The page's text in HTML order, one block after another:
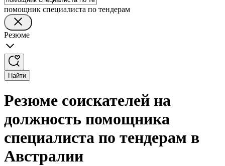
помощник специалиста по тендерам
Резюме
Найти
Резюме соискателей на
должность помощника
специалиста по тендерам в
Австралии